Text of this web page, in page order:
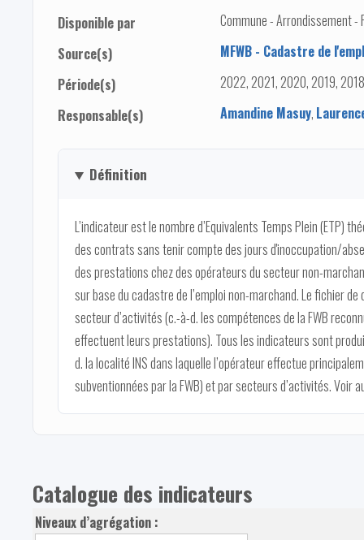
Disponible par
Commune - Arrondissement -
Source(s)
MFWB - Cadastre de
Période(s)
2022, 2021, 2020, 2019,
Responsable(s)
Amandine Masuy,
Définition
L’indicateur est le nombre d’Equivalents Temps Plein (ETP)
des contrats sans tenir compte des jours d'inoccupation/
des prestations chez des opérateurs du secteur non-
sur base du cadastre de l’emploi non-marchand. Le fichier de
secteur d’activités (c.-à-d. les compétences de la FWB
effectuent leurs prestations). Tous les indicateurs sont
d. la localité INS dans laquelle l’opérateur effectue
subventionnées par la FWB) et par secteurs d’activités. Voir
Catalogue des indicateurs
Niveaux d’agrégation :